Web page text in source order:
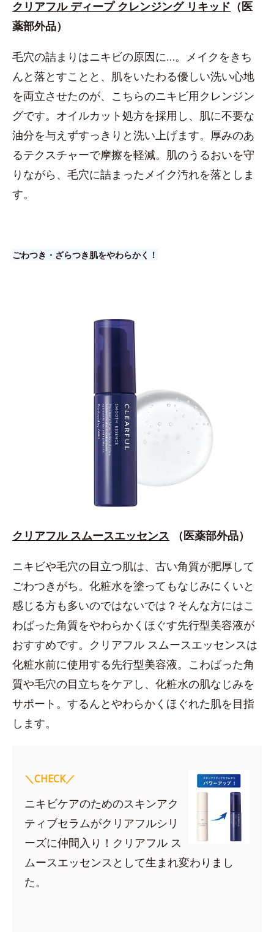
クリアフル ディープ クレンジング リキッド （医
薬部外品）
毛穴の詰まりはニキビの原因に…。メイクをきち
んと落とすことと、肌をいたわる優しい洗い心地
を両立させたのが、こちらのニキビ用クレンジン
グです。オイルカット処方を採用し、肌に不要な
油分を与えずすっきりと洗い上げます。厚みのあ
るテクスチャーで摩擦を軽減。肌のうるおいを守
りながら、毛穴に詰まったメイク汚れを落としま
す。
ごわつき・ざらつき肌をやわらかく！
クリアフル スムースエッセンス （医薬部外品）
ニキビや毛穴の目立つ肌は、古い角質が肥厚して
ごわつきがち。化粧水を塗ってもなじみにくいと
感じる方も多いのではないでは？そんな方にはこ
わばった角質をやわらかくほぐす先行型美容液が
おすすめです。クリアフル スムースエッセンスは
化粧水前に使用する先行型美容液。こわばった角
質や毛穴の目立ちをケアし、化粧水の肌なじみを
サポート。するんとやわらかくほぐれた肌を目指
します。
＼CHECK／
ニキビケアのためのスキンアク
ティブセラムがクリアフルシリ
ーズに仲間入り！クリアフル ス
ムースエッセンスとして生まれ変わりまし
た。